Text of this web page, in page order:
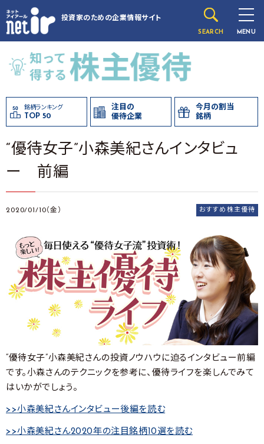
投資家のための企業情報サイト
SEARCH MENU
銘柄ランキング
TOP 50
注目の
優待企業
今月の割当
銘柄
“優待女子”小森美紀さんインタビュ
ー 前編
2020/01/10（金） おすすめ株主優待
“優待女子”小森美紀さんの投資ノウハウに迫るインタビュー前編
です。小森さんのテクニックを参考に、優待ライフを楽しんでみて
はいかがでしょう。
>>小森美紀さんインタビュー後編を読む
>>小森美紀さん2020年の注目銘柄10選を読む